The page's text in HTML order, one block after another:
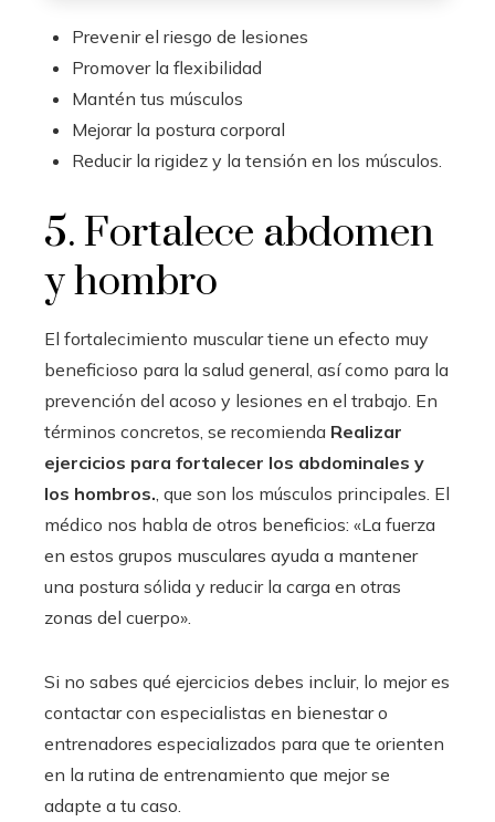
Prevenir el riesgo de lesiones
Promover la flexibilidad
Mantén tus músculos
Mejorar la postura corporal
Reducir la rigidez y la tensión en los músculos.
5. Fortalece abdomen
y hombro
El fortalecimiento muscular tiene un efecto muy
beneficioso para la salud general, así como para la
prevención del acoso y lesiones en el trabajo. En
términos concretos, se recomienda Realizar
ejercicios para fortalecer los abdominales y
los hombros., que son los músculos principales. El
médico nos habla de otros beneficios: «La fuerza
en estos grupos musculares ayuda a mantener
una postura sólida y reducir la carga en otras
zonas del cuerpo».
Si no sabes qué ejercicios debes incluir, lo mejor es
contactar con especialistas en bienestar o
entrenadores especializados para que te orienten
en la rutina de entrenamiento que mejor se
adapte a tu caso.